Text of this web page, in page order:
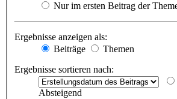
Nur im ersten Beitrag der
Ergebnisse anzeigen als:
Beiträge
Themen
Ergebnisse sortieren nach:
Absteigend